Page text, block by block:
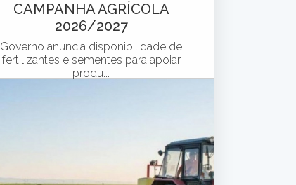
CAMPANHA AGRÍCOLA
2026/2027
Governo anuncia disponibilidade de
fertilizantes e sementes para apoiar
produ...